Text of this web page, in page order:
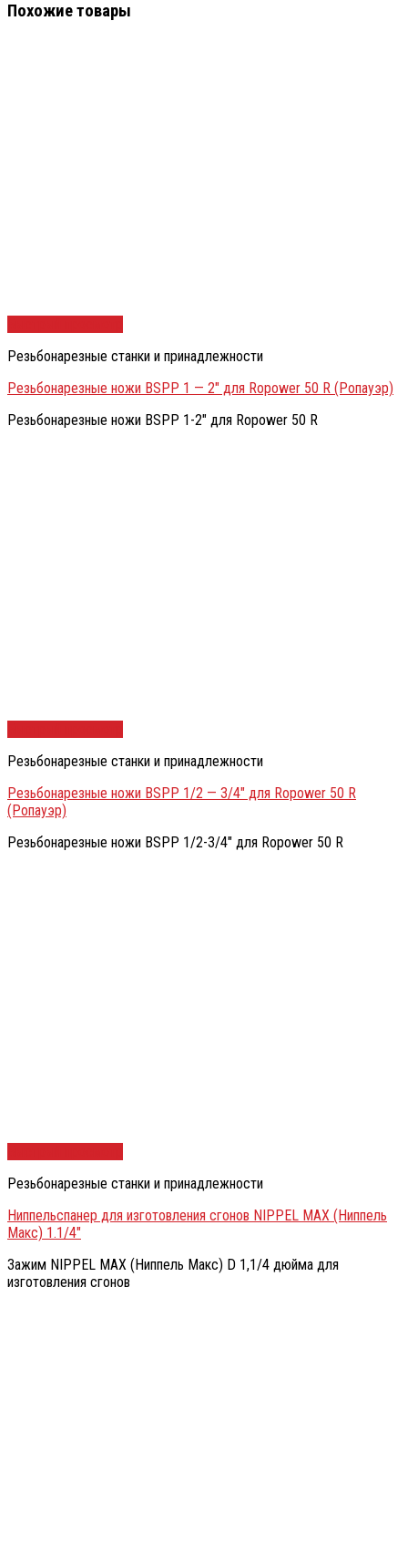
Похожие товары
Резьбонарезные станки и принадлежности
Резьбонарезные ножи BSPP 1 — 2″ для Ropower 50 R (Ропауэр)
Резьбонарезные ножи BSPP 1-2″ для Ropower 50 R
Резьбонарезные станки и принадлежности
Резьбонарезные ножи BSPP 1/2 — 3/4″ для Ropower 50 R
(Ропауэр)
Резьбонарезные ножи BSPP 1/2-3/4″ для Ropower 50 R
Резьбонарезные станки и принадлежности
Ниппельспанер для изготовления сгонов NIPPEL MAX (Ниппель
Макс) 1.1/4″
Зажим NIPPEL MAX (Ниппель Макс) D 1,1/4 дюйма для
изготовления сгонов